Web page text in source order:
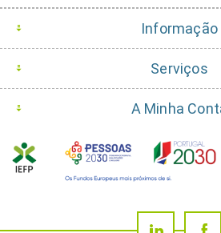
Informação
Serviços
A Minha